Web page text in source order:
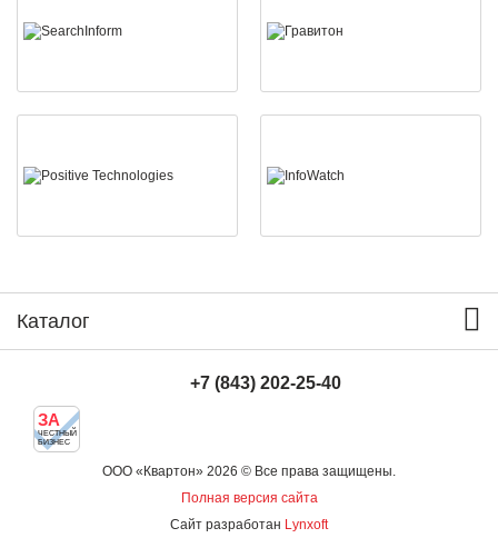
Каталог
+7 (843) 202-25-40
ЗА
ЧЕСТНЫЙ
БИЗНЕС
ООО «Квартон» 2026 © Все права защищены.
Полная версия сайта
Сайт разработан Lynxoft